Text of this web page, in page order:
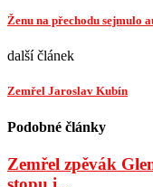
Ženu na přechodu sejmulo
další článek
Zemřel Jaroslav Kubín
Podobné články
Zemřel zpěvák